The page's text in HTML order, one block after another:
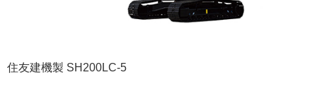
住友建機製 SH200LC-5